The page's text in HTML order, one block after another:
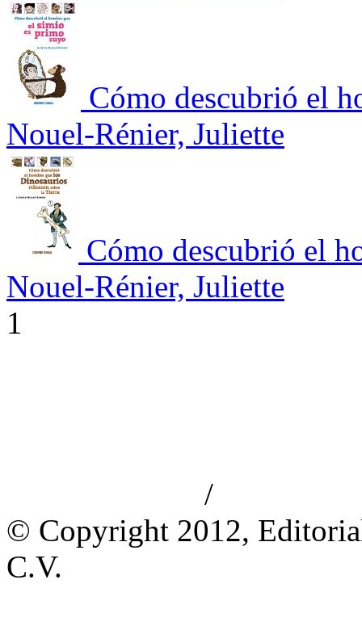
Cómo descubrió el
Nouel-Rénier, Juliette
Cómo descubrió el
Nouel-Rénier, Juliette
1
/
© Copyright 2012,
C.V.